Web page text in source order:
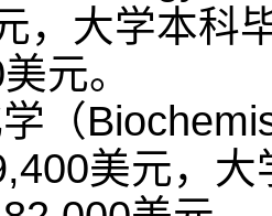
，大学本科
元。
（
美元，